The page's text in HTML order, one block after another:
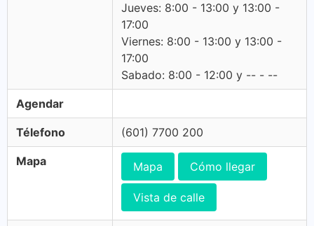
Jueves: 8:00 - 13:00 y 13:00 -
17:00
Viernes: 8:00 - 13:00 y 13:00 -
17:00
Sabado: 8:00 - 12:00 y -- - --
Agendar
Télefono (601) 7700 200
Mapa Mapa Cómo llegar
Vista de calle